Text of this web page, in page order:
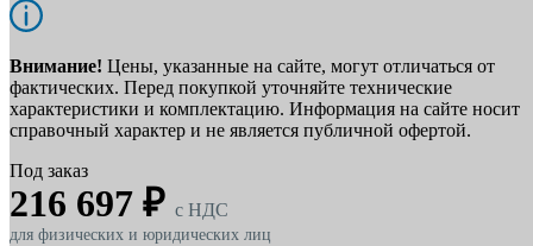
Внимание! Цены, указанные на сайте, могут отличаться от
фактических. Перед покупкой уточняйте технические
характеристики и комплектацию. Информация на сайте носит
справочный характер и не является публичной офертой.
Под заказ
216 697 ₽ c НДС
для физических и юридических лиц